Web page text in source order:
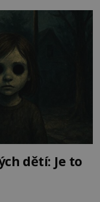
A odvážili
dětí: Je to